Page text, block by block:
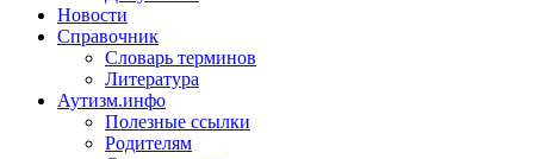
Новости
Справочник
Словарь терминов
Литература
Аутизм.инфо
Полезные ссылки
Родителям